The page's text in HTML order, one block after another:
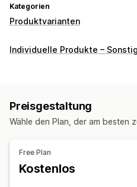
Kategorien
Produktvarianten
Anpassung
Benutzerdefinierte CSS
Vorschau
Übersetzung
Preisgestaltung
Bedingte Preisgestaltung
Individuelle Produkte –
Preisgestaltung
Wähle den Plan, der am besten
Free Plan
Kostenlos